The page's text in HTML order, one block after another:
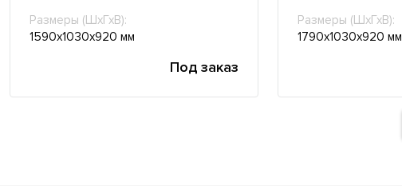
Размеры (ШхГхВ):
1590х1030х920 мм
Под заказ
Размеры (ШхГхВ):
1790х1030х920 мм